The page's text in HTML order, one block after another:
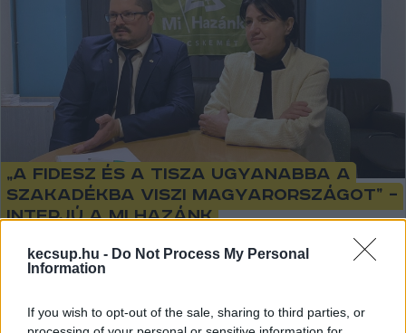
kecsup.hu - Do Not Process My Personal
Information
If you wish to opt-out of the sale, sharing to third parties, or
„A Fidesz és a Tisza ugyanabba a
szakadékba viszi Magyarországot” –
interjú a Mi Hazánk
"A Tisza gyorsabban fogja csődbe vinni az országot, de az
Károly, a Mi Hazánk jelöltje Bács-Kiskun